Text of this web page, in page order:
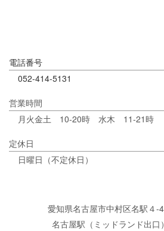
電話番号
052-414-5131
営業時間
月火金土 10-20時 水木 11-21時
定休日
日曜日（不定休日）
愛知県名古屋市中村区名駅４-
名古屋駅（ミッドランド出口